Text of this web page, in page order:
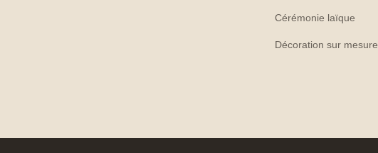
Cérémonie laïque
Décoration sur mesure